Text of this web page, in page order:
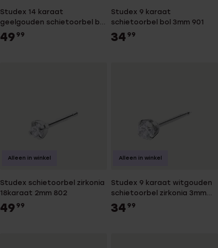
Studex 14 karaat
geelgouden schietoorbel bol
3mm 415
49 99
Studex 9 karaat
schietoorbel bol 3mm 901
34 99
Studex schietoorbel zirkonia
18karaat 2mm 802
49 99
Alleen in winkel
Studex 9 karaat witgouden
schietoorbel zirkonia 3mm
905
34 99
Alleen in winkel